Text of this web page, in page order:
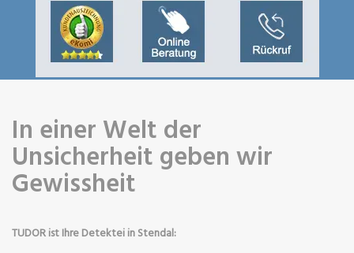
In einer Welt der
Unsicherheit geben wir
Gewissheit
TUDOR ist Ihre Detektei in Stendal: